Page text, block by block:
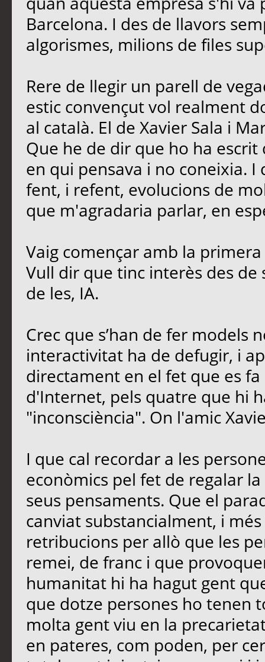
Barcelona. I des de llavors
algorismes, milions de files
Rere de llegir un parell de
estic convençut vol realment
al català. El de Xavier Sala i
Que he de dir que ho ha
en qui pensava i no coneixia.
fent, i refent, evolucions de
que m'agradaria parlar, en
Vaig començar amb la
Vull dir que tinc interès des
de les, IA.
Crec que s’han de fer models
interactivitat ha de defugir, i
directament en el fet que es
d'Internet, pels quatre que hi
"inconsciència". On l'amic
I que cal recordar a les
econòmics pel fet de regalar
seus pensaments. Que el
canviat substancialment, i
retribucions per allò que les
remei, de franc i que
humanitat hi ha hagut gent
que dotze persones ho tenen
molta gent viu en la
en pateres, com poden, per